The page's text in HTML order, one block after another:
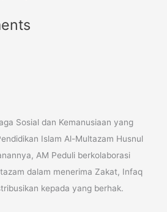
Sosial dan Kemanusiaan yang
Islam Al-Multazam Husnul
AM Peduli berkolaborasi
dalam menerima Zakat, Infaq
kepada yang berhak.